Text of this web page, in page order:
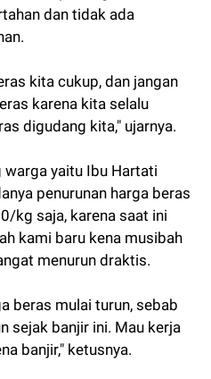
dan tidak ada
kita cukup, dan jangan
karena kita selalu
digudang kita," ujarnya.
warga yaitu Ibu Hartati
penurunan harga beras
kg saja, karena saat ini
kami baru kena musibah
menurun draktis.
beras mulai turun, sebab
sejak banjir ini. Mau kerja
banjir," ketusnya.